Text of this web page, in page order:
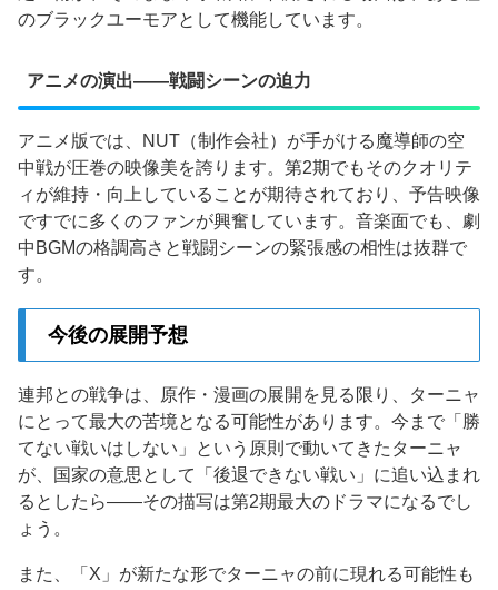
のブラックユーモアとして機能しています。
アニメの演出——戦闘シーンの迫力
アニメ版では、NUT（制作会社）が手がける魔導師の空
中戦が圧巻の映像美を誇ります。第2期でもそのクオリテ
ィが維持・向上していることが期待されており、予告映像
ですでに多くのファンが興奮しています。音楽面でも、劇
中BGMの格調高さと戦闘シーンの緊張感の相性は抜群で
す。
今後の展開予想
連邦との戦争は、原作・漫画の展開を見る限り、ターニャ
にとって最大の苦境となる可能性があります。今まで「勝
てない戦いはしない」という原則で動いてきたターニャ
が、国家の意思として「後退できない戦い」に追い込まれ
るとしたら——その描写は第2期最大のドラマになるでし
ょう。
また、「X」が新たな形でターニャの前に現れる可能性も